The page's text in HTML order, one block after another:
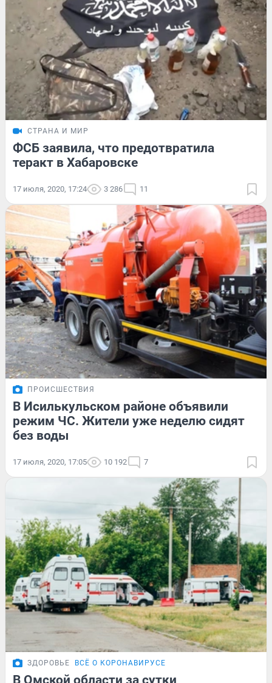
СТРАНА И МИР
ФСБ заявила, что предотвратила
теракт в Хабаровске
17 июля, 2020, 17:24 3 286 11
ПРОИСШЕСТВИЯ
В Исилькульском районе объявили
режим ЧС. Жители уже неделю сидят
без воды
17 июля, 2020, 17:05 10 192 7
ЗДОРОВЬЕ ВСЁ О КОРОНАВИРУСЕ
В Омской области за сутки